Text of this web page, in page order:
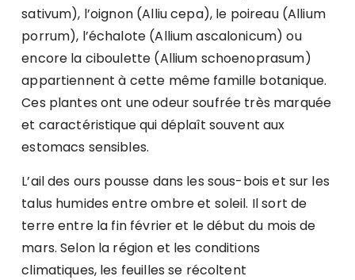
sativum), l’oignon (Alliu cepa), le poireau (Allium
porrum), l’échalote (Allium ascalonicum) ou
encore la ciboulette (Allium schoenoprasum)
appartiennent à cette même famille botanique.
Ces plantes ont une odeur soufrée très marquée
et caractéristique qui déplaît souvent aux
estomacs sensibles.
L’ail des ours pousse dans les sous-bois et sur les
talus humides entre ombre et soleil. Il sort de
terre entre la fin février et le début du mois de
mars. Selon la région et les conditions
climatiques, les feuilles se récoltent